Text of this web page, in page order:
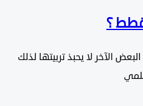
؟
لا يحبذ تربيتها لذلك